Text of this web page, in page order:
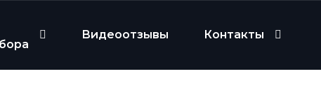
Видеоотзывы Контакты